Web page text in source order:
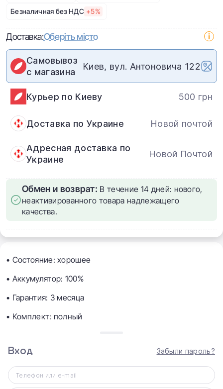
Безналичная без НДС +5%
Доставка:Оберіть місто
Самовывоз
с магазина
Киев, вул. Антоновича 122
Курьер по Киеву 500 грн
Доставка по Украине Новой почтой
Адресная доставка по
Украине
Новой Почтой
Обмен и возврат: В течение 14 дней: нового,
неактивированного товара надлежащего
качества.
• Состояние: хорошее
• Аккумулятор: 100%
• Гарантия: 3 месяца
• Комплект: полный
Что нового в iPhone 15 Pro Max дизайн и
Вход Забыли пароль?
Телефон или e-mail